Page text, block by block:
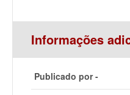
Informações
Publicado por -